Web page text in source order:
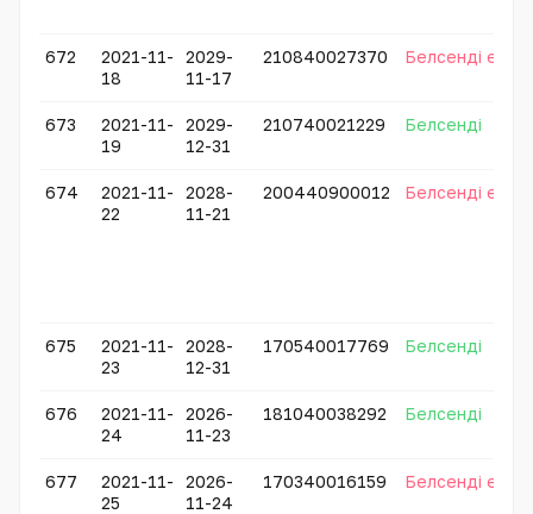
672
2021-11-
18
2029-
11-17
210840027370 Белсенді емес
673
2021-11-
19
2029-
12-31
210740021229 Белсенді
674
2021-11-
22
2028-
11-21
200440900012 Белсенді емес
675
2021-11-
23
2028-
12-31
170540017769 Белсенді
676
2021-11-
24
2026-
11-23
181040038292 Белсенді
677
2021-11-
25
2026-
11-24
170340016159 Белсенді емес